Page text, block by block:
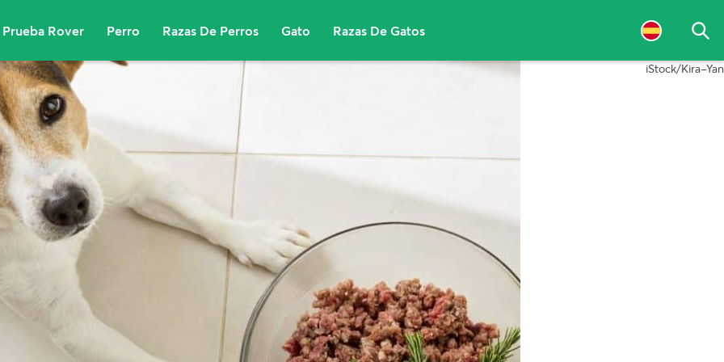
Prueba Rover Perro Razas De Perros Gato Razas De Gatos
iStock/Kira-Yan